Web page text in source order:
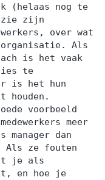
(helaas nog te
zie zijn
over wat
Als
is het vaak
te
is het hun
houden.
voorbeeld
meer
dan
Als ze fouten
je als
en hoe je